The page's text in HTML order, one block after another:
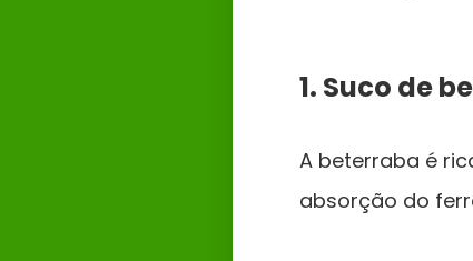
1. Suco de
A beterraba é
absorção do